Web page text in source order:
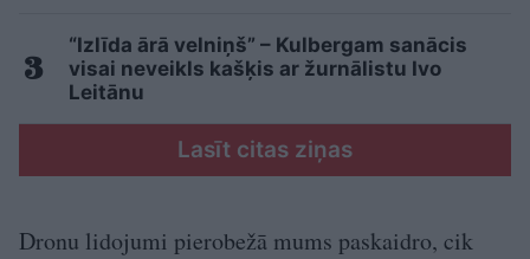
“Izlīda ārā velniņš” – Kulbergam sanācis
visai neveikls kašķis ar žurnālistu Ivo
Leitānu
Lasīt citas ziņas
Dronu lidojumi pierobežā mums paskaidro, cik